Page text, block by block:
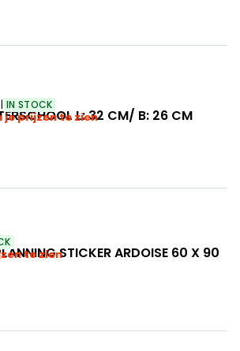
L: 32 CM/ B: 26 CM
IN STOCK
je prijzen te zien
STICKER ARDOISE 60 X 90
te zien